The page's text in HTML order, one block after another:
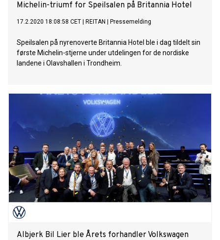
Michelin-triumf for Speilsalen på Britannia Hotel
17.2.2020 18:08:58 CET REITAN Pressemelding
Speilsalen på nyrenoverte Britannia Hotel ble i dag tildelt sin
første Michelin-stjerne under utdelingen for de nordiske
landene i Olavshallen i Trondheim.
Albjerk Bil Lier ble Årets forhandler Volkswagen